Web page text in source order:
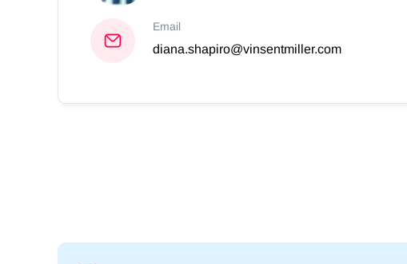
Email
diana.shapiro@vinsentmiller.com